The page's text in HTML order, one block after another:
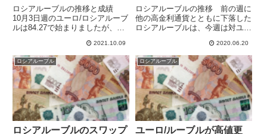
月3日週）
ロシアルーブルの推移と成績
10月3日週のユーロ/ロシアルーブ
ルは84.27で始まりましたが、大
くほどルーブル高）となり、83.0
も割って82.85の安値をつけてい
ます。ユーロ/ルーブルは年初来
の安値を大きく更...
2021.10.09
ロシアルーブルの推移 前の週に
他の高金利通貨とともに下落した
ロシアルーブルは、今週は対ユー
ーブル高で終えました。対ノルウ
ェークローネではリスクオフ局面
でも逆行高となっていましたが、
今週もクローネ安ルーブル高が
継...
2020.06.20
ロシアルーブル
ロシアルーブルのスワップ
ロシアルーブル
ユーロ/ルーブルが高値更